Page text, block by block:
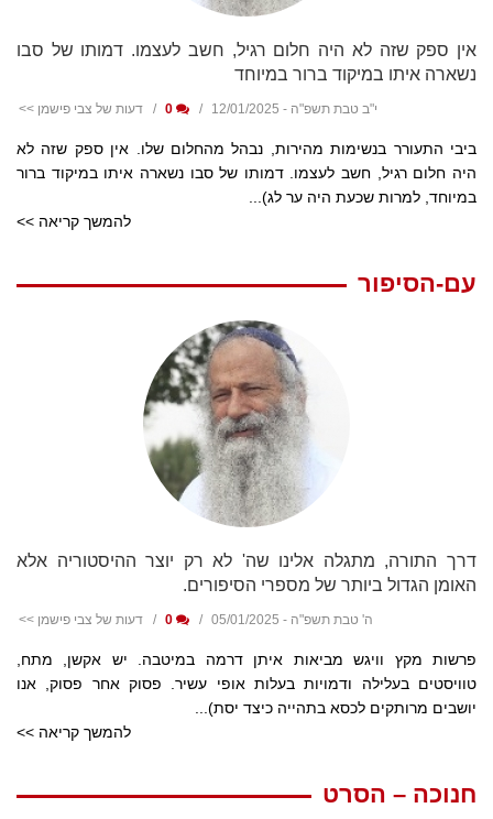
אין ספק שזה לא היה חלום רגיל, חשב לעצמו. דמותו של סבו
נשארה איתו במיקוד ברור במיוחד
י"ב טבת תשפ"ה - 12/01/2025 דעות של צבי פישמן >>
ביבי התעורר בנשימות מהירות, נבהל מהחלום שלו. אין ספק שזה לא
היה חלום רגיל, חשב לעצמו. דמותו של סבו נשארה איתו במיקוד ברור
במיוחד, למרות שכעת היה ער לג)...
להמשך קריאה >>
עם-הסיפור
דרך התורה, מתגלה אלינו שה' לא רק יוצר ההיסטוריה אלא
האומן הגדול ביותר של מספרי הסיפורים.
ה' טבת תשפ"ה - 05/01/2025 דעות של צבי פישמן >>
פרשות מקץ וויגש מביאות איתן דרמה במיטבה. יש אקשן, מתח,
טוויסטים בעלילה ודמויות בעלות אופי עשיר. פסוק אחר פסוק, אנו
יושבים מרותקים לכסא בתהייה כיצד יסת)...
להמשך קריאה >>
חנוכה – הסרט